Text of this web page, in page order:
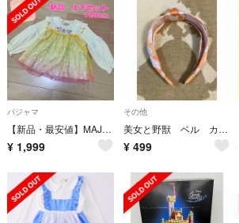
パジャマ
【新品・最安値】MAJOLICA♡美女と野獣 パジャマセット 120cm 黄色
¥ 1,999
その他
美女と野獣 ベル カチューシャ ディズニー プリンセス
¥ 499